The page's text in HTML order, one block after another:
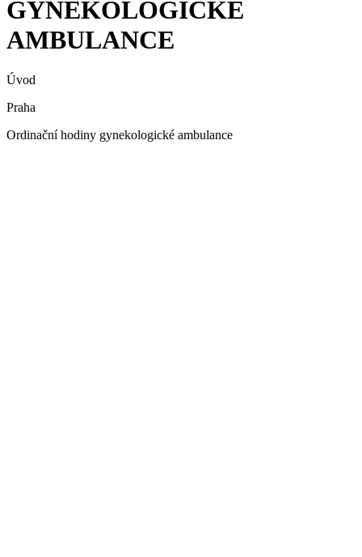
GYNEKOLOGICKÉ
AMBULANCE
Úvod
Praha
Ordinační hodiny gynekologické ambulance